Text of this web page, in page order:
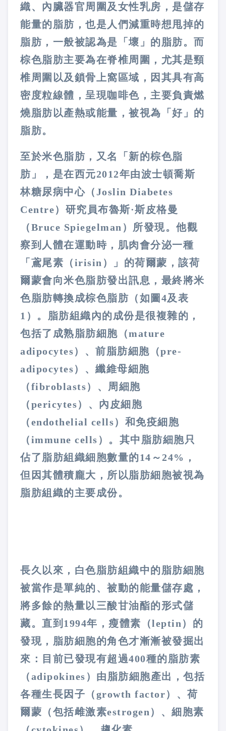
織、內臟器官周圍及女性乳房，是儲存
能量的脂肪，也是人們減重時想甩掉的
脂肪，一般被認為是「壞」的脂肪。而
棕色脂肪主要為在脊椎周圍，尤其是頸
椎周圍以及鎖骨上窩區域，因其具有高
密度粒線體，呈現咖啡色，主要負責燃
燒脂肪以產熱或能量，被視為「好」的
脂肪。
至於米色脂肪，又名「新的棕色脂
肪」，是在西元2012年由波士頓喬斯
林糖尿病中心（ Joslin Diabetes
Centre）研究員布魯斯·斯皮格曼
（Bruce Spiegelman ）所發現。他觀
察到人體在運動時，肌肉會分泌一種
「鳶尾素（irisin ）」的荷爾蒙，該荷
爾蒙會向米色脂肪發出訊息，最終將米
色脂肪轉換成棕色脂肪（如圖 4及表
1 ）。脂肪組織內的成份是很複雜的，
包括了成熟脂肪細胞（mature
adipocytes）、前脂肪細胞（pre-
adipocytes）、纖維母細胞
（fibroblasts）、周細胞
（pericytes）、內皮細胞
（endothelial cells）和免疫細胞
（immune cells ）。其中脂肪細胞只
佔了脂肪組織細胞數量的14 ～ 24% ，
但因其體積龐大，所以脂肪細胞被視為
脂肪組織的主要成份。
長久以來，白色脂肪組織中的脂肪細胞
被當作是單純的、被動的能量儲存處，
將多餘的熱量以三酸甘油酯的形式儲
藏。直到 1994年，瘦體素（leptin ）的
發現，脂肪細胞的角色才漸漸被發掘出
來：目前已發現有超過400種的脂肪素
（adipokines ）由脂肪細胞產出，包括
各種生長因子（growth factor）、荷
爾蒙（包括雌激素estrogen ）、細胞素